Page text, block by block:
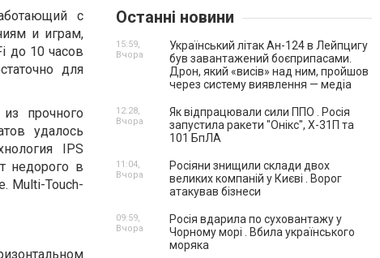
с
и играм,
до 10 часов
для
прочного
удалось
IPS
недорого в
Multi-Touch-
Останні новини
Український літак Ан-124 в Лейпцигу
був завантажений боєприпасами.
Дрон, який «висів» над ним, пройшов
через систему виявлення — медіа
15:59,
Вчора
Як відпрацювали сили ППО . Росія
запустила ракети "Онікс", Х-31П та
101 БпЛА
12:28,
Вчора
Росіяни знищили склади двох
великих компаній у Києві . Ворог
атакував бізнеси
11:04,
Вчора
Росія вдарила по суховантажу у
Чорному морі . Вбила українського
моряка
09:59,
Вчора